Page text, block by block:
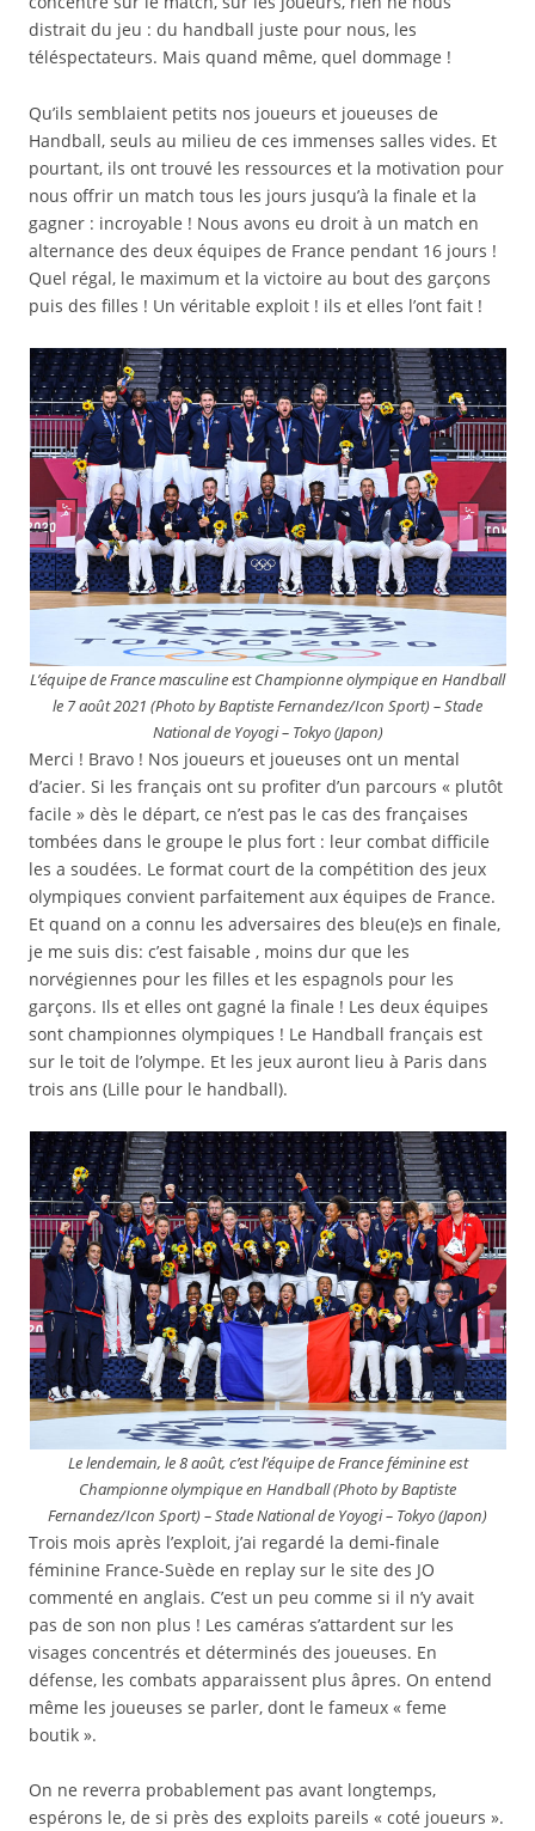
distrait du jeu : du handball juste pour nous, les
téléspectateurs. Mais quand même, quel dommage !
Qu’ils semblaient petits nos joueurs et joueuses de
Handball, seuls au milieu de ces immenses salles vides. Et
pourtant, ils ont trouvé les ressources et la motivation pour
nous offrir un match tous les jours jusqu’à la finale et la
gagner : incroyable ! Nous avons eu droit à un match en
alternance des deux équipes de France pendant 16 jours !
Quel régal, le maximum et la victoire au bout des garçons
puis des filles ! Un véritable exploit ! ils et elles l’ont fait !
L’équipe de France masculine est Championne olympique en Handball
le 7 août 2021 (Photo by Baptiste Fernandez/Icon Sport) – Stade
National de Yoyogi – Tokyo (Japon)
Merci ! Bravo ! Nos joueurs et joueuses ont un mental
d’acier. Si les français ont su profiter d’un parcours « plutôt
facile » dès le départ, ce n’est pas le cas des françaises
tombées dans le groupe le plus fort : leur combat difficile
les a soudées. Le format court de la compétition des jeux
olympiques convient parfaitement aux équipes de France.
Et quand on a connu les adversaires des bleu(e)s en finale,
je me suis dis: c’est faisable , moins dur que les
norvégiennes pour les filles et les espagnols pour les
garçons. Ils et elles ont gagné la finale ! Les deux équipes
sont championnes olympiques ! Le Handball français est
sur le toit de l’olympe. Et les jeux auront lieu à Paris dans
trois ans (Lille pour le handball).
Le lendemain, le 8 août, c’est l’équipe de France féminine est
Championne olympique en Handball (Photo by Baptiste
Fernandez/Icon Sport) – Stade National de Yoyogi – Tokyo (Japon)
Trois mois après l’exploit, j’ai regardé la demi-finale
féminine France-Suède en replay sur le site des JO
commenté en anglais. C’est un peu comme si il n’y avait
pas de son non plus ! Les caméras s’attardent sur les
visages concentrés et déterminés des joueuses. En
défense, les combats apparaissent plus âpres. On entend
même les joueuses se parler, dont le fameux « feme
boutik ».
On ne reverra probablement pas avant longtemps,
espérons le, de si près des exploits pareils « coté joueurs ».